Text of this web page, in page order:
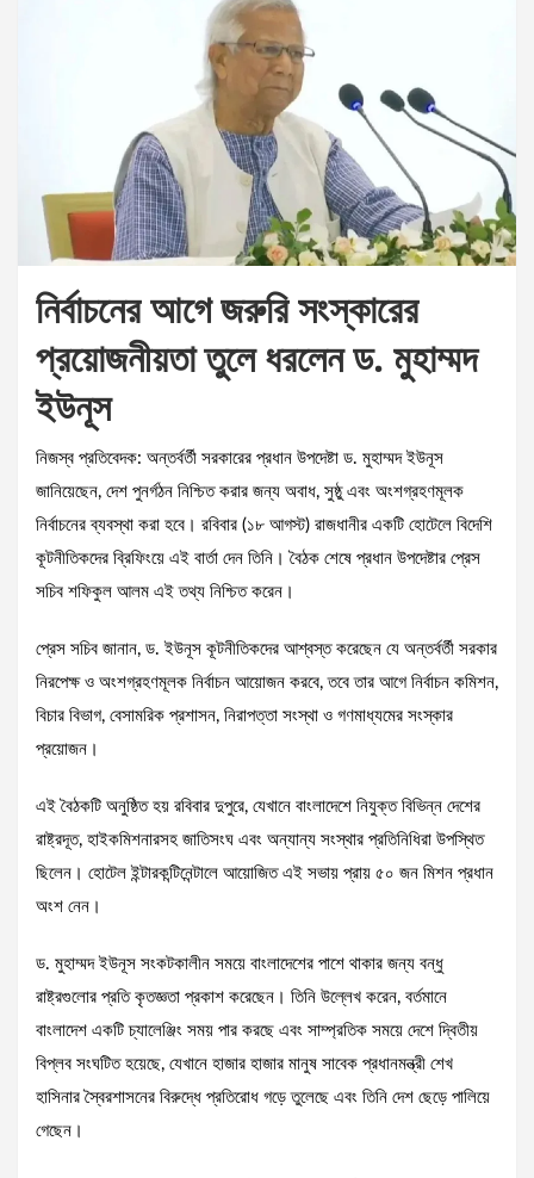
নির্বাচনের আগে জরুরি সংস্কারের
প্রয়োজনীয়তা তুলে ধরলেন ড. মুহাম্মদ
ইউনূস
নিজস্ব প্রতিবেদক: অন্তর্বর্তী সরকারের প্রধান উপদেষ্টা ড. মুহাম্মদ ইউনূস
জানিয়েছেন, দেশ পুনর্গঠন নিশ্চিত করার জন্য অবাধ, সুষ্ঠু এবং অংশগ্রহণমূলক
নির্বাচনের ব্যবস্থা করা হবে। রবিবার (১৮ আগস্ট) রাজধানীর একটি হোটেলে বিদেশি
কূটনীতিকদের ব্রিফিংয়ে এই বার্তা দেন তিনি। বৈঠক শেষে প্রধান উপদেষ্টার প্রেস
সচিব শফিকুল আলম এই তথ্য নিশ্চিত করেন।
প্রেস সচিব জানান, ড. ইউনূস কূটনীতিকদের আশ্বস্ত করেছেন যে অন্তর্বর্তী সরকার
নিরপেক্ষ ও অংশগ্রহণমূলক নির্বাচন আয়োজন করবে, তবে তার আগে নির্বাচন কমিশন,
বিচার বিভাগ, বেসামরিক প্রশাসন, নিরাপত্তা সংস্থা ও গণমাধ্যমের সংস্কার
প্রয়োজন।
এই বৈঠকটি অনুষ্ঠিত হয় রবিবার দুপুরে, যেখানে বাংলাদেশে নিযুক্ত বিভিন্ন দেশের
রাষ্ট্রদূত, হাইকমিশনারসহ জাতিসংঘ এবং অন্যান্য সংস্থার প্রতিনিধিরা উপস্থিত
ছিলেন। হোটেল ইন্টারকন্টিনেন্টালে আয়োজিত এই সভায় প্রায় ৫০ জন মিশন প্রধান
অংশ নেন।
ড. মুহাম্মদ ইউনূস সংকটকালীন সময়ে বাংলাদেশের পাশে থাকার জন্য বন্ধু
রাষ্ট্রগুলোর প্রতি কৃতজ্ঞতা প্রকাশ করেছেন। তিনি উল্লেখ করেন, বর্তমানে
বাংলাদেশ একটি চ্যালেঞ্জিং সময় পার করছে এবং সাম্প্রতিক সময়ে দেশে দ্বিতীয়
বিপ্লব সংঘটিত হয়েছে, যেখানে হাজার হাজার মানুষ সাবেক প্রধানমন্ত্রী শেখ
হাসিনার স্বৈরশাসনের বিরুদ্ধে প্রতিরোধ গড়ে তুলেছে এবং তিনি দেশ ছেড়ে পালিয়ে
গেছেন।